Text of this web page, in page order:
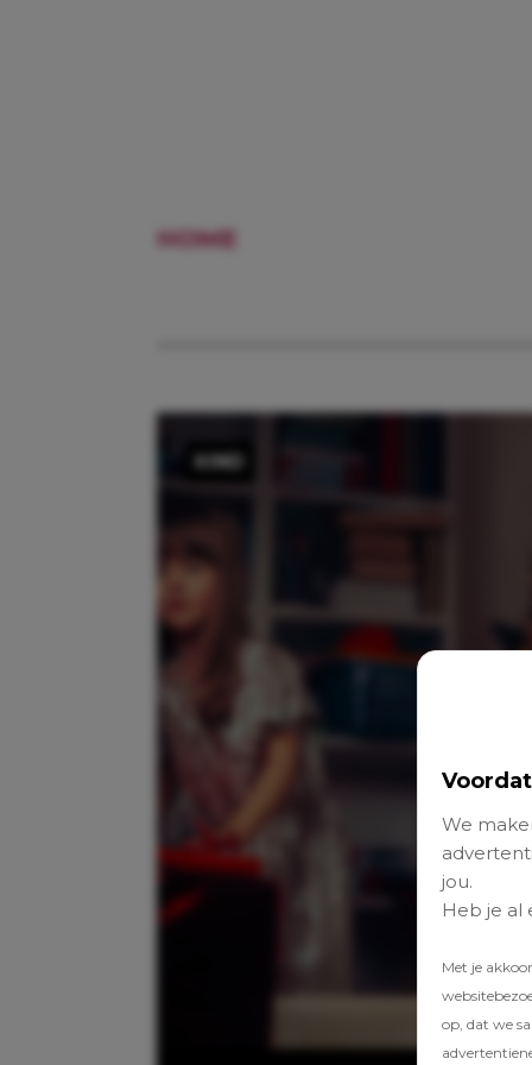
We
jou.
Heb je al
Met je
op, dat we
HOME
KIND